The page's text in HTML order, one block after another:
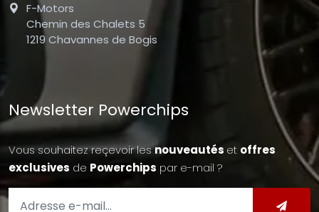
F-Motors
Chemin des Chalets 5
1219 Chavannes de Bogis
Newsletter Powerchips
Vous souhaitez reçevoir lesnouveautés et offres
exclusives de Powerchips par e-mail ?